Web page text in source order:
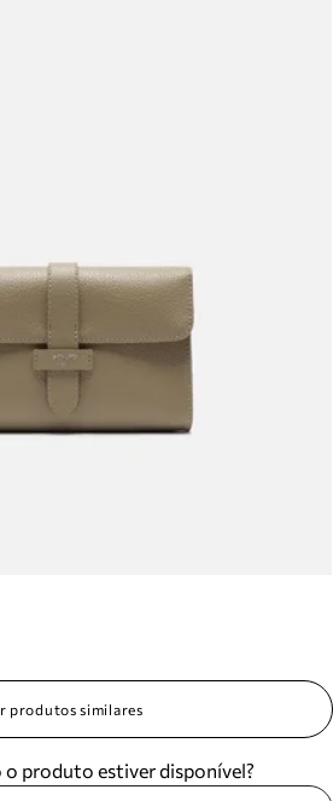
produtos similares
o produto estiver disponível?